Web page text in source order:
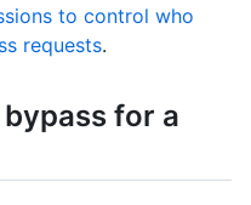
to control who
requests.
for a